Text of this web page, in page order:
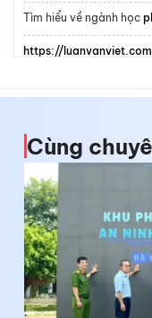
Tìm hiểu về ngành học
https://
Cùng